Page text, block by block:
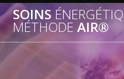
SOINS
MÉTHODE AIR®